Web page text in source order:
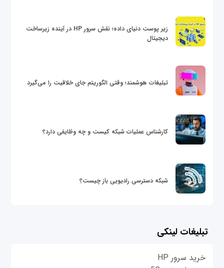
زیر پوست دنیای داده؛ نقش سرور HP در آینده زیرساخت
دیجیتال
تبلیغات هوشمند؛ وقتی الگوریتم جای خلاقیت را می‌گیرد
کارشناس عملیات شبکه کیست و چه وظایفی دارد؟
شبکه دسترسی رادیویی باز چیست؟
تبلیغات لینکی
خرید سرور HP